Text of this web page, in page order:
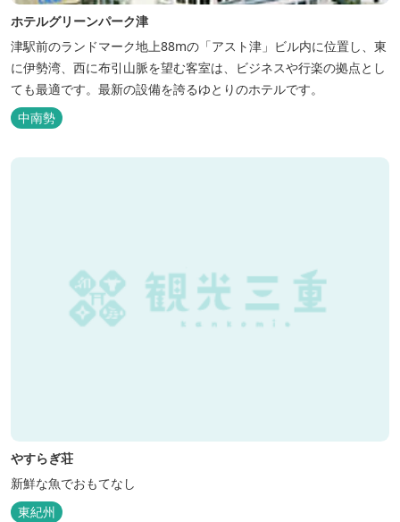
ホテルグリーンパーク津
津駅前のランドマーク地上88mの「アスト津」ビル内に位置し、東
に伊勢湾、西に布引山脈を望む客室は、ビジネスや行楽の拠点とし
ても最適です。最新の設備を誇るゆとりのホテルです。
中南勢
やすらぎ荘
新鮮な魚でおもてなし
東紀州